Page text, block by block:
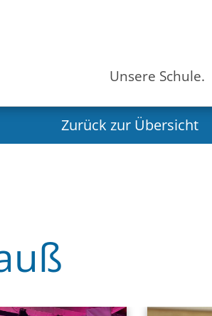
Unsere Schule.
Zurück zur Übersicht